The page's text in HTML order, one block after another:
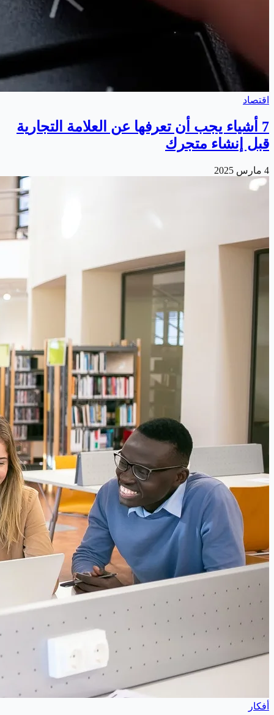
اقتصاد
7 أشياء يجب أن تعرفها عن العلامة التجارية
قبل إنشاء متجرك
4 مارس 2025
أفكار